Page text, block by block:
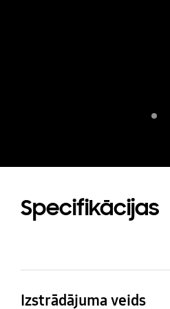
Specifikācijas
Izstrādājuma veids